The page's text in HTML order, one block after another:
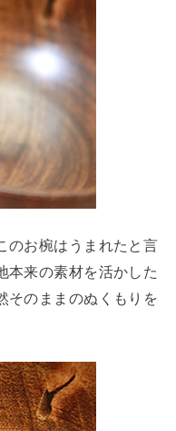
のお椀はうまれたと言
本来の素材を活かした
そのままのぬくもりを